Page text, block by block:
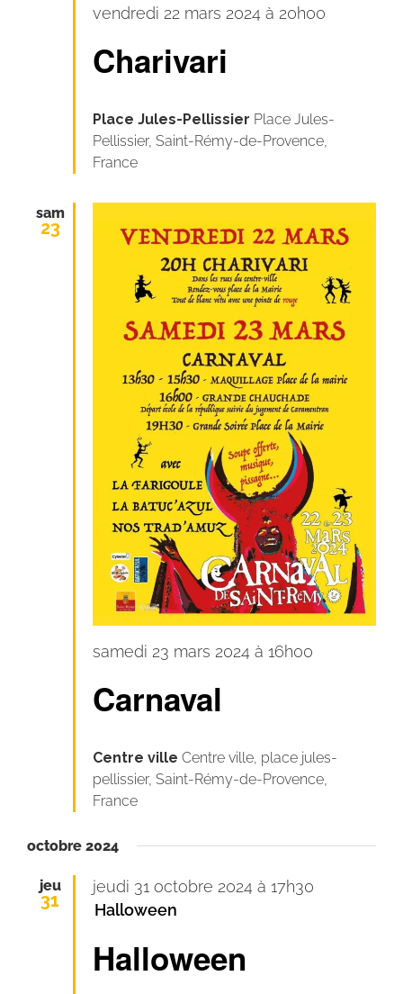
Charivari
vendredi 22 mars 2024 à 20h00
Place Jules-Pellissier Place Jules-
Pellissier, Saint-Rémy-de-Provence,
France
sam
23
Carnaval
samedi 23 mars 2024 à 16h00
Centre villeCentre ville, place jules-
pellissier, Saint-Rémy-de-Provence,
France
octobre 2024
jeu
31
Halloween
jeudi 31 octobre 2024 à 17h30
Halloween